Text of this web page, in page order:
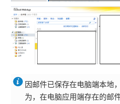
因邮件已保存在电脑端本地
为，在电脑应用端存在的邮